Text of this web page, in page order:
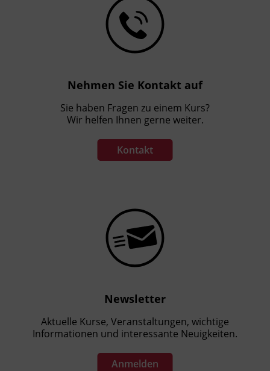
Nehmen Sie Kontakt auf
Sie haben Fragen zu einem Kurs?
Wir helfen Ihnen gerne weiter.
Kontakt
Newsletter
Aktuelle Kurse, Veranstaltungen, wichtige
Informationen und interessante Neuigkeiten.
Anmelden